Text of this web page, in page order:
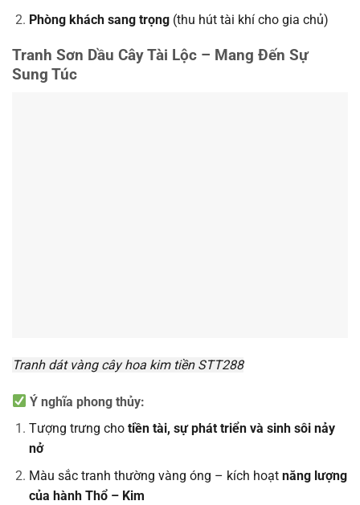
Phòng khách sang trọng(thu hút tài khí cho gia chủ)
Tranh Sơn Dầu Cây Tài Lộc – Mang Đến Sự
Sung Túc
Tranh dát vàng cây hoa kim tiền STT288
Ý nghĩa phong thủy:
Tượng trưng cho tiền tài, sự phát triển và sinh sôi nảy
nở
Màu sắc tranh thường vàng óng – kích hoạt năng lượng
của hành Thổ – Kim